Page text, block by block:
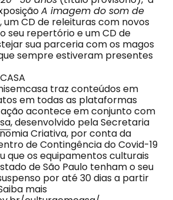
A imagem do som de
, um CD de releituras com novos
seu repertório e um CD de
sua parceria com os magos
sempre estiveram presentes
traz conteúdos em
em todas as plataformas
ação acontece em conjunto com
, desenvolvido pela Secretaria
Criativa, por conta da
de Contingência do Covid-19
que os equipamentos culturais
de São Paulo tenham o seu
por até 30 dias a partir
mais